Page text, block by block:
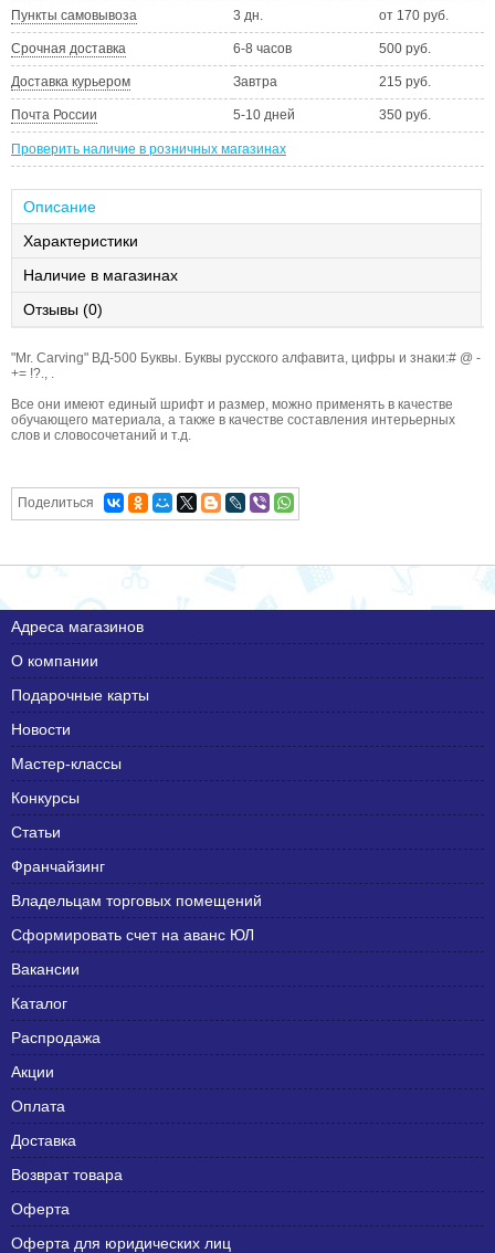
Пункты самовывоза 3 дн. от 170 руб.
Срочная доставка 6-8 часов 500 руб.
Доставка курьером Завтра 215 руб.
Почта России 5-10 дней 350 руб.
Проверить наличие в розничных магазинах
Описание
Характеристики
Наличие в магазинах
Отзывы (0)
"Mr. Carving" ВД-500 Буквы. Буквы русского алфавита, цифры и знаки:# @ -
+= !?., .
Все они имеют единый шрифт и размер, можно применять в качестве
обучающего материала, а также в качестве составления интерьерных
слов и словосочетаний и т.д.
Поделиться
Адреса магазинов
О компании
Подарочные карты
Новости
Мастер-классы
Конкурсы
Статьи
Франчайзинг
Владельцам торговых помещений
Сформировать счет на аванс ЮЛ
Вакансии
Каталог
Распродажа
Акции
Оплата
Доставка
Возврат товара
Оферта
Оферта для юридических лиц